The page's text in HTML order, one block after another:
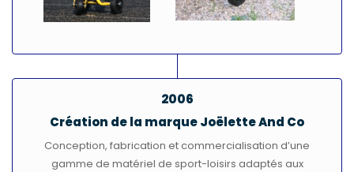
2006
Création de la marque Joëlette And Co
Conception, fabrication et commercialisation d’une
gamme de matériel de sport-loisirs adaptés aux